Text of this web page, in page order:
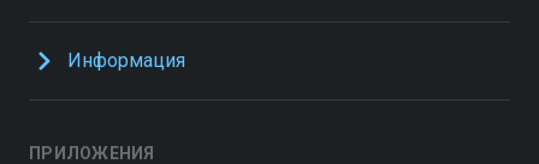
Информация
ПРИЛОЖЕНИЯ